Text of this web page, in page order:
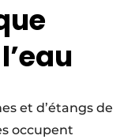
et d’étangs de
occupent